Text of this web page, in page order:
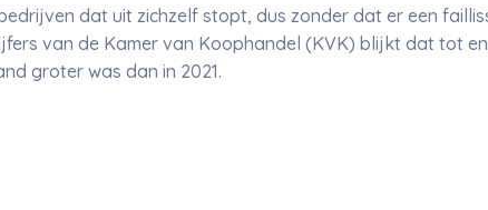
dat uit zichzelf stopt, dus zonder dat er een
van de Kamer van Koophandel (KVK) blijkt dat tot
groter was dan in 2021.